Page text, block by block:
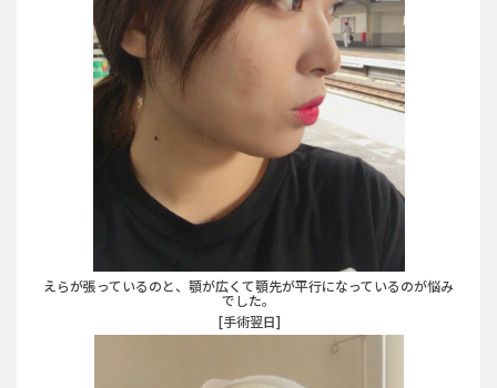
えらが張っているのと、顎が広くて顎先が平行になっているのが悩み
でした。
[手術翌日]